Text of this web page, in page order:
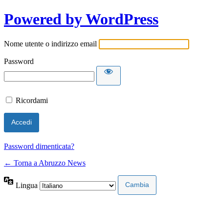
Powered by WordPress
Nome utente o indirizzo email
Password
Ricordami
Password dimenticata?
← Torna a Abruzzo News
Lingua